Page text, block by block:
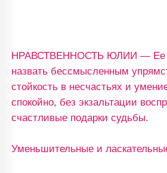
НРАВСТВЕННОСТЬ ЮЛИИ — Ее
назвать бессмысленным
стойкость в несчастьях и
спокойно, без экзальтации
счастливые подарки судьбы.
Уменьшительные и